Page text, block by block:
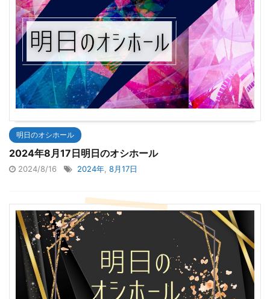
明日のオシホール
2024年8月17日明日のオシホール
2024/8/16 2024年 8月17日